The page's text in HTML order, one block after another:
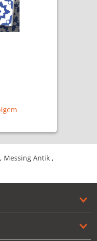
, Messing Antik ,